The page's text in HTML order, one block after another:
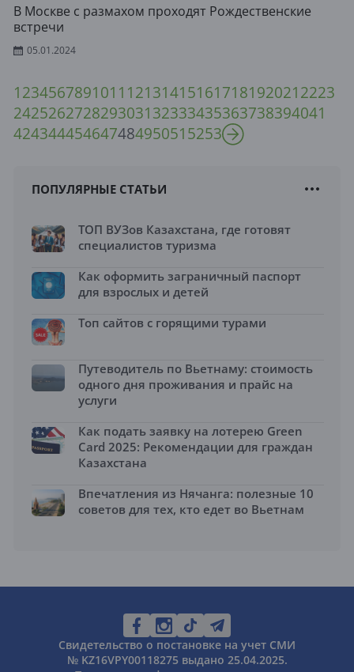
В Москве с размахом проходят Рождественские
встречи
05.01.2024
1234567891011 121314151617181920212223
242526272829303132333435363738394041
424344454647484950515253
ПОПУЛЯРНЫЕ СТАТЬИ
ТОП ВУЗов Казахстана, где готовят
специалистов туризма
Как оформить заграничный паспорт
для взрослых и детей
Топ сайтов с горящими турами
Путеводитель по Вьетнаму: стоимость
одного дня проживания и прайс на
услуги
Как подать заявку на лотерею Green
Card 2025: Рекомендации для граждан
Казахстана
Впечатления из Нячанга: полезные 10
советов для тех, кто едет во Вьетнам
Свидетельство о постановке на учет СМИ
№ KZ16VPY00118275 выдано 25.04.2025.